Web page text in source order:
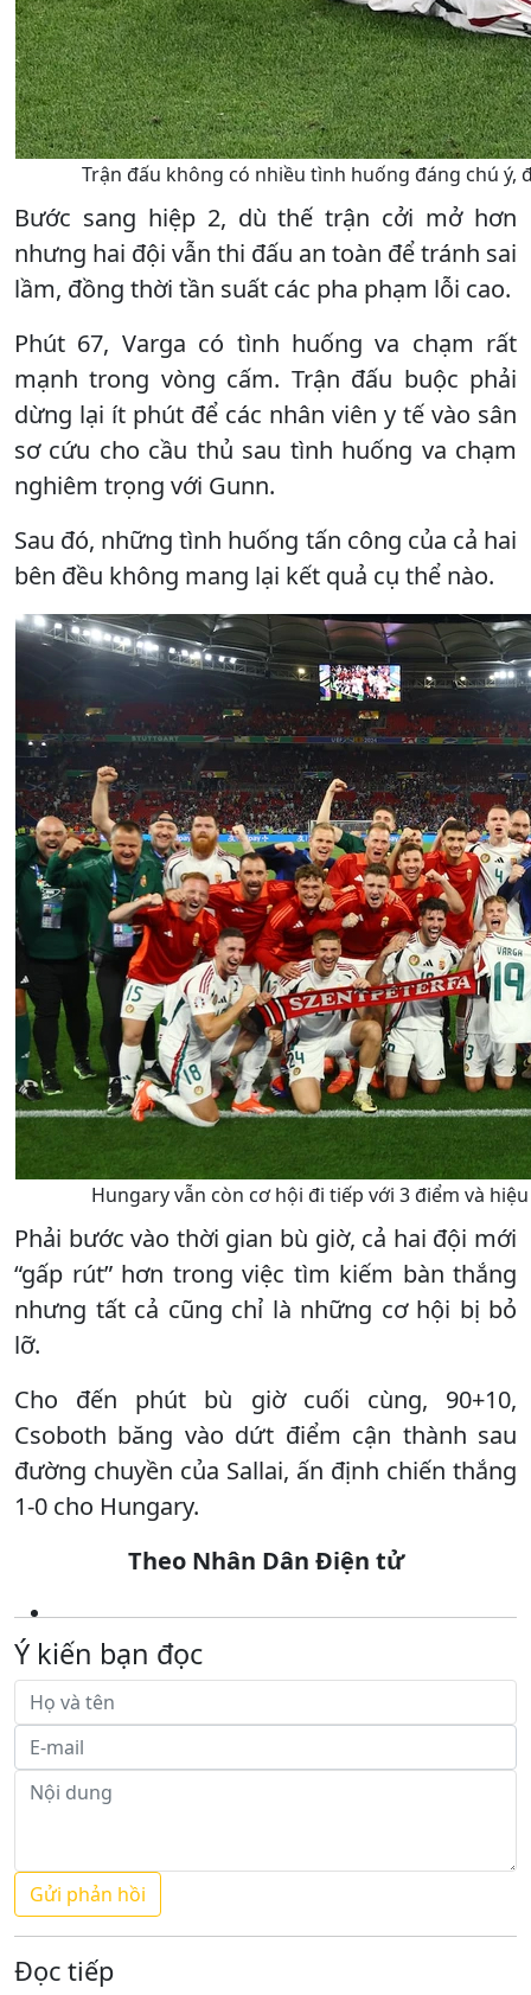
Trận đấu không có nhiều tình huống đáng chú ý,
Bước sang hiệp 2, dù thế trận cởi mở hơn
nhưng hai đội vẫn thi đấu an toàn để tránh sai
lầm, đồng thời tần suất các pha phạm lỗi cao.
Phút 67, Varga có tình huống va chạm rất
mạnh trong vòng cấm. Trận đấu buộc phải
dừng lại ít phút để các nhân viên y tế vào sân
sơ cứu cho cầu thủ sau tình huống va chạm
nghiêm trọng với Gunn.
Sau đó, những tình huống tấn công của cả hai
bên đều không mang lại kết quả cụ thể nào.
Hungary vẫn còn cơ hội đi tiếp với 3 điểm và
Phải bước vào thời gian bù giờ, cả hai đội mới
“gấp rút” hơn trong việc tìm kiếm bàn thắng
nhưng tất cả cũng chỉ là những cơ hội bị bỏ
lỡ.
Cho đến phút bù giờ cuối cùng, 90+10,
Csoboth băng vào dứt điểm cận thành sau
đường chuyền của Sallai, ấn định chiến thắng
1-0 cho Hungary.
Theo Nhân Dân Điện tử
Ý kiến bạn đọc
Đọc tiếp